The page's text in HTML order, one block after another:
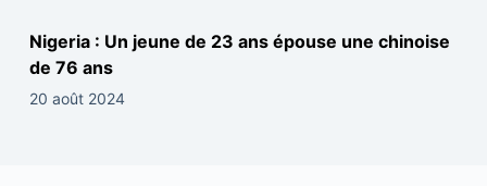
Nigeria : Un jeune de 23 ans épouse une chinoise
de 76 ans
20 août 2024